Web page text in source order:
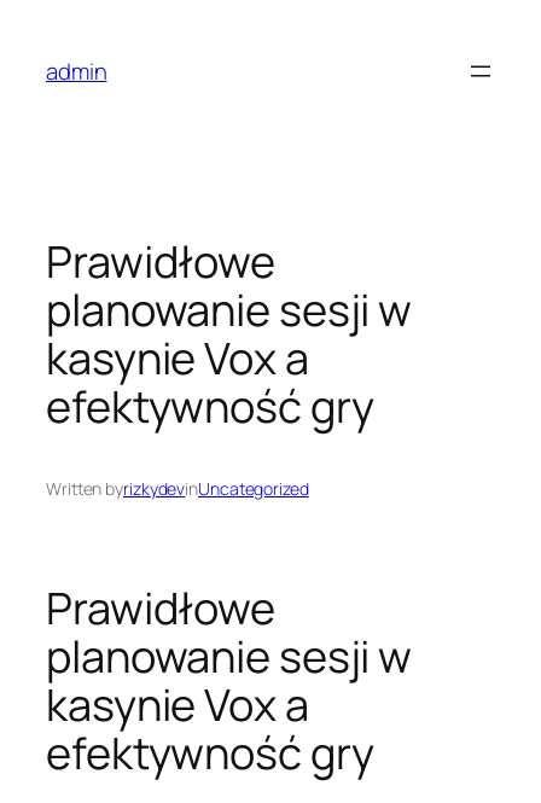
content
admin
Prawidłowe
planowanie sesji w
kasynie Vox a
efektywność gry
Written byrizkydevinUncategorized
Prawidłowe
planowanie sesji w
kasynie Vox a
efektywność gry